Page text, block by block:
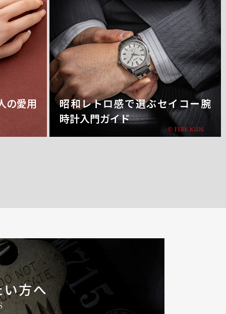
の愛用
昭和レトロ感で選ぶセイコー腕
時計入門ガイド